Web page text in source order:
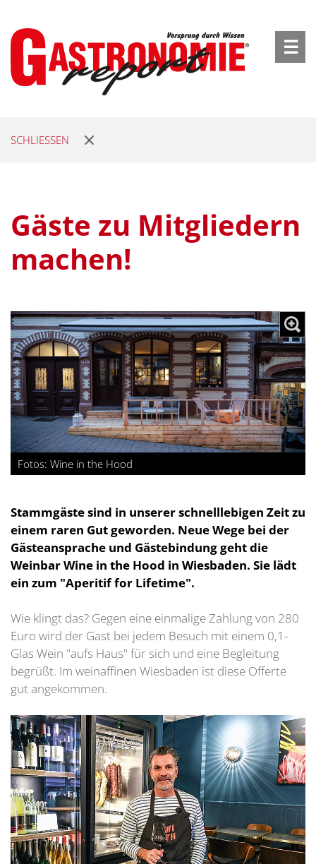
☰
SCHLIESSEN
Gäste zu Mitgliedern
machen!
Fotos: Wine in the Hood
Stammgäste sind in unserer schnelllebigen Zeit zu
einem raren Gut geworden. Neue Wege bei der
Gästeansprache und Gästebindung geht die
Weinbar Wine in the Hood in Wiesbaden. Sie lädt
ein zum "Aperitif for Lifetime".
Wie klingt das? Gegen eine einmalige Zahlung von 280
Euro wird der Gast bei jedem Besuch mit einem 0,1-
Glas Wein "aufs Haus" für sich und eine Begleitung
begrüßt. Im weinaffinen Wiesbaden ist diese Offerte
gut angekommen.